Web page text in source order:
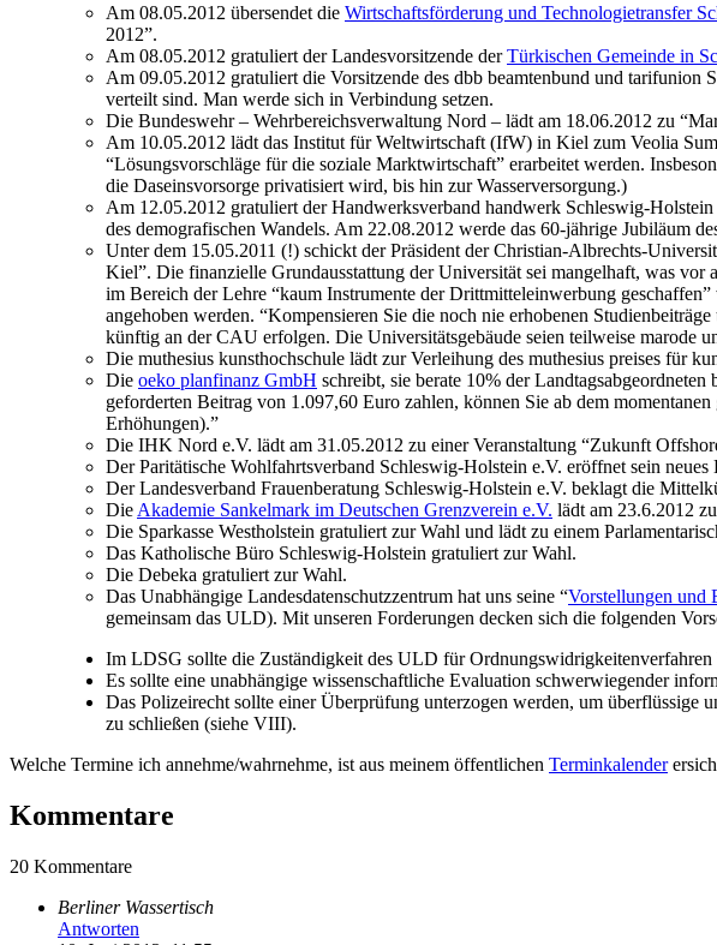
Am 08.05.2012 übersendet die Wirtschaftsförderung und Technologietransfer
2012”.
Am 08.05.2012 gratuliert der Landesvorsitzende derTürkischen Gemeinde in
Am 09.05.2012 gratuliert die Vorsitzende des dbb beamtenbund und
verteilt sind. Man werde sich in Verbindung setzen.
Die Bundeswehr – Wehrbereichsverwaltung Nord – lädt am 18.06.2012 zu
Am 10.05.2012 lädt das Institut für Weltwirtschaft (IfW) in Kiel zum Veolia
“Lösungsvorschläge für die soziale Marktwirtschaft” erarbeitet werden.
die Daseinsvorsorge privatisiert wird, bis hin zur Wasserversorgung.)
Am 12.05.2012 gratuliert der Handwerksverband handwerk Schleswig-
des demografischen Wandels. Am 22.08.2012 werde das 60-jährige Jubiläum
Unter dem 15.05.2011 (!) schickt der Präsident der Christian-Albrechts-
Kiel”. Die finanzielle Grundausstattung der Universität sei mangelhaft, was
im Bereich der Lehre “kaum Instrumente der Drittmitteleinwerbung
angehoben werden. “Kompensieren Sie die noch nie erhobenen
künftig an der CAU erfolgen. Die Universitätsgebäude seien teilweise marode
Die muthesius kunsthochschule lädt zur Verleihung des muthesius preises für
Die oeko planfinanz GmbH schreibt, sie berate 10% der
geforderten Beitrag von 1.097,60 Euro zahlen, können Sie ab dem
Erhöhungen).”
Die IHK Nord e.V. lädt am 31.05.2012 zu einer Veranstaltung “Zukunft
Der Paritätische Wohlfahrtsverband Schleswig-Holstein e.V. eröffnet sein
Der Landesverband Frauenberatung Schleswig-Holstein e.V. beklagt die
Die Akademie Sankelmark im Deutschen Grenzverein e.V. lädt am 23.6.2012
Die Sparkasse Westholstein gratuliert zur Wahl und lädt zu einem
Das Katholische Büro Schleswig-Holstein gratuliert zur Wahl.
Die Debeka gratuliert zur Wahl.
Das Unabhängige Landesdatenschutzzentrum hat uns seine “Vorstellungen und
gemeinsam das ULD). Mit unseren Forderungen decken sich die folgenden
Im LDSG sollte die Zuständigkeit des ULD für
Es sollte eine unabhängige wissenschaftliche Evaluation schwerwiegender
Das Polizeirecht sollte einer Überprüfung unterzogen werden, um überflüssige
zu schließen (siehe VIII).
Welche Termine ich annehme/wahrnehme, ist aus meinem öffentlichen Terminkalender
Kommentare
20 Kommentare
Berliner Wassertisch
Antworten